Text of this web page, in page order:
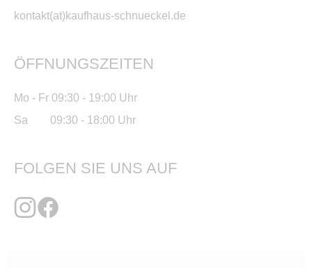
kontakt(at)kaufhaus-schnueckel.de
ÖFFNUNGSZEITEN
Mo - Fr 09:30 - 19:00 Uhr
Sa 09:30 - 18:00 Uhr
FOLGEN SIE UNS AUF